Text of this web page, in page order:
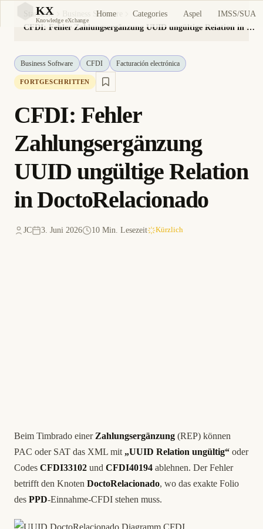
KX
Knowledge eXchange
Home Categories Aspel IMSS/SUA
Startseite
Business Software
CFDI: Fehler Zahlungsergänzung UUID ungültige Relation in DoctoRelacionado
Business Software CFDI Facturación electrónica
FORTGESCHRITTEN
CFDI: Fehler
Zahlungsergänzung
UUID ungültige Relation
in DoctoRelacionado
JC 3. Juni 2026 10 Min. Lesezeit Kürzlich
Beim Timbrado einer Zahlungsergänzung (REP) können
PAC oder SAT das XML mit „UUID Relation ungültig“ oder
Codes CFDI33102 und CFDI40194 ablehnen. Der Fehler
betrifft den Knoten DoctoRelacionado, wo das exakte Folio
des PPD-Einnahme-CFDI stehen muss.